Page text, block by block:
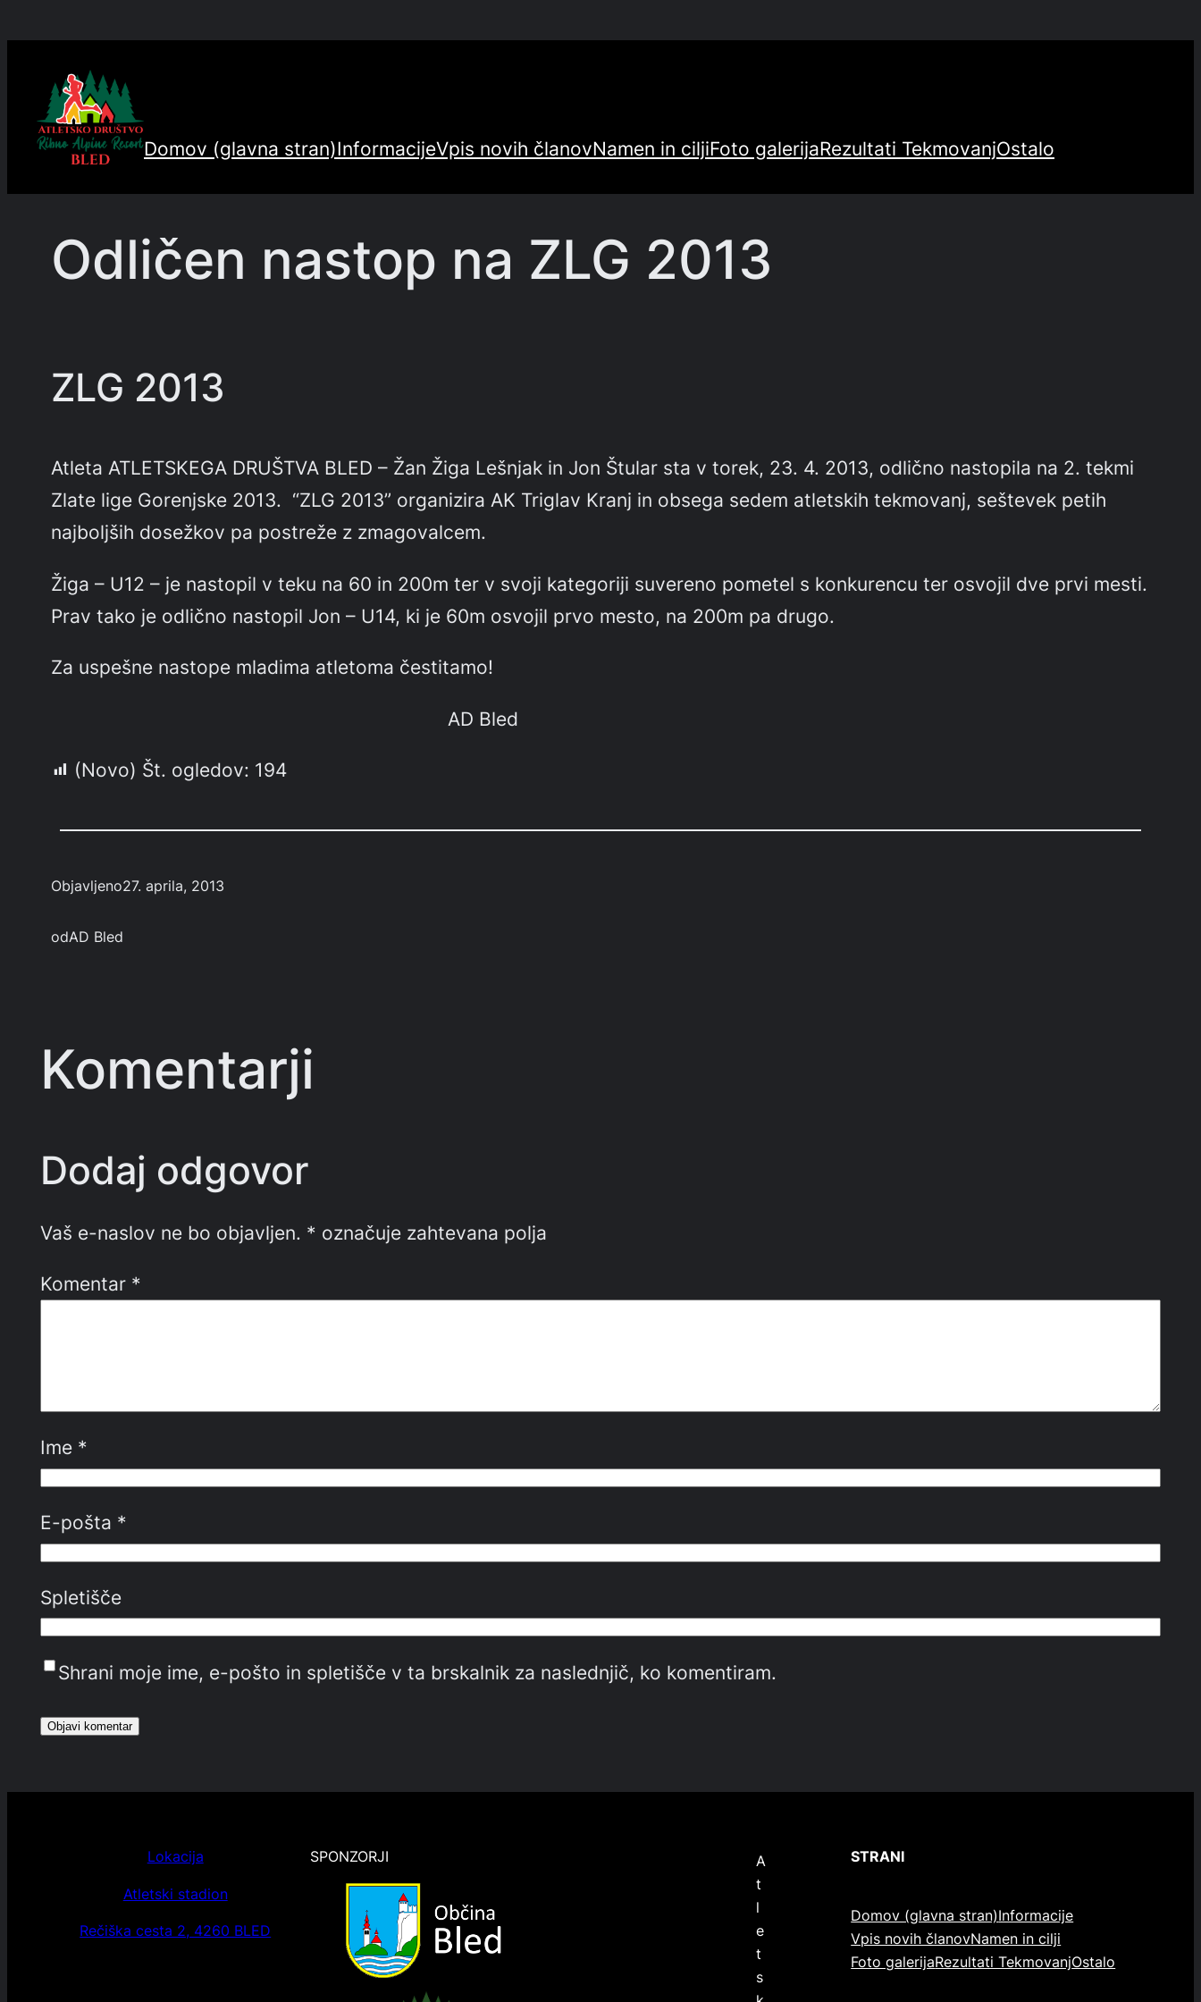
vsebino
Domov (glavna stran)InformacijeVpis novih članovNamen in ciljiFoto galerijaRezultati TekmovanjOstalo
Odličen nastop na ZLG 2013
ZLG 2013
Atleta ATLETSKEGA DRUŠTVA BLED – Žan Žiga Lešnjak in Jon Štular sta v torek, 23. 4. 2013, odlično nastopila na 2. tekmi
Zlate lige Gorenjske 2013. “ZLG 2013” organizira AK Triglav Kranj in obsega sedem atletskih tekmovanj, seštevek petih
najboljših dosežkov pa postreže z zmagovalcem.
Žiga – U12 – je nastopil v teku na 60 in 200m ter v svoji kategoriji suvereno pometel s konkurencu ter osvojil dve prvi mesti.
Prav tako je odlično nastopil Jon – U14, ki je 60m osvojil prvo mesto, na 200m pa drugo.
Za uspešne nastope mladima atletoma čestitamo!
AD Bled
(Novo) Št. ogledov: 194
Objavljeno27. aprila, 2013
odAD Bled
Komentarji
Dodaj odgovor
Vaš e-naslov ne bo objavljen. * označuje zahtevana polja
Komentar *
Ime *
E-pošta *
Spletišče
Shrani moje ime, e-pošto in spletišče v ta brskalnik za naslednjič, ko komentiram.
Lokacija
Atletski stadion
Rečiška cesta 2, 4260 BLED
SPONZORJI
A
t
l
e
t
s
STRANI
Domov (glavna stran)Informacije
Vpis novih članovNamen in cilji
Foto galerijaRezultati TekmovanjOstalo